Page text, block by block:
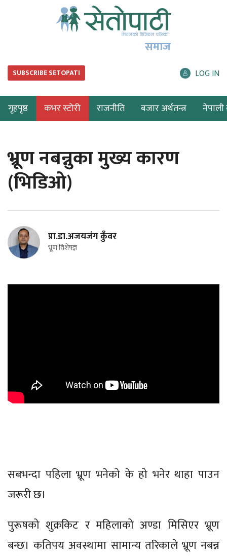
समाज
SUBSCRIBE SETOPATI LOG IN
गृहपृष्ठ कभर स्टोरी राजनीति बजार अर्थतन्त्र नेपाली
भ्रूण नबन्नुका मुख्य कारण
(भिडिओ)
प्रा.डा.अजयजंग कुँवर
भ्रूण विशेषज्ञ
सबभन्दा पहिला भ्रूण भनेको के हो भनेर थाहा पाउन
जरूरी छ।
पुरूषको शुक्रकिट र महिलाको अण्डा मिसिएर भ्रूण
बन्छ। कतिपय अवस्थामा सामान्य तरिकाले भ्रूण नबन्न